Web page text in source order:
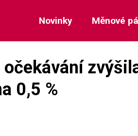
Novinky Měnové
0,5 %